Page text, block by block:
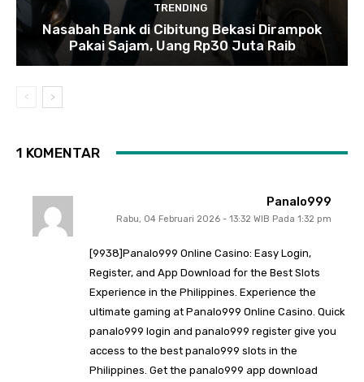
TRENDING
Nasabah Bank di Cibitung Bekasi Dirampok
Pakai Sajam, Uang Rp30 Juta Raib
1 KOMENTAR
Panalo999
Rabu, 04 Februari 2026 - 13:32 WIB Pada 1:32 pm
[9938]Panalo999 Online Casino: Easy Login,
Register, and App Download for the Best Slots
Experience in the Philippines. Experience the
ultimate gaming at Panalo999 Online Casino. Quick
panalo999 login and panalo999 register give you
access to the best panalo999 slots in the
Philippines. Get the panalo999 app download